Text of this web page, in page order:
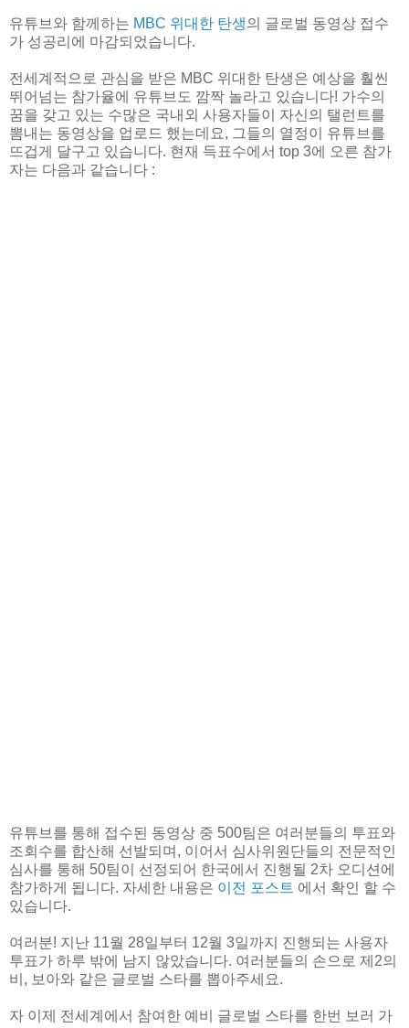
유튜브와 함께하는 MBC 위대한 탄생의 글로벌 동영상 접수
가 성공리에 마감되었습니다.
전세계적으로 관심을 받은 MBC 위대한 탄생은 예상을 훨씬
뛰어넘는 참가율에 유튜브도 깜짝 놀라고 있습니다! 가수의
꿈을 갖고 있는 수많은 국내외 사용자들이 자신의 탤런트를
뽐내는 동영상을 업로드 했는데요, 그들의 열정이 유튜브를
뜨겁게 달구고 있습니다. 현재 득표수에서 top 3에 오른 참가
자는 다음과 같습니다 :
유튜브를 통해 접수된 동영상 중 500팀은 여러분들의 투표와
조회수를 합산해 선발되며, 이어서 심사위원단들의 전문적인
심사를 통해 50팀이 선정되어 한국에서 진행될 2차 오디션에
참가하게 됩니다. 자세한 내용은 이전 포스트 에서 확인 할 수
있습니다.
여러분! 지난 11월 28일부터 12월 3일까지 진행되는 사용자
투표가 하루 밖에 남지 않았습니다. 여러분들의 손으로 제2의
비, 보아와 같은 글로벌 스타를 뽑아주세요.
자 이제 전세계에서 참여한 예비 글로벌 스타를 한번 보러 가